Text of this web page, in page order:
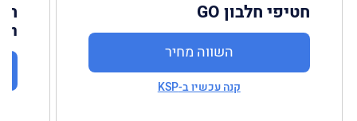
חטיפי חלבון GO
השווה מחיר
קנה עכשיו ב-KSP